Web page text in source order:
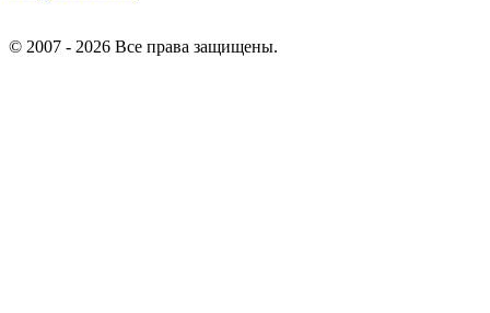
© 2007 - 2026 Все права защищены.